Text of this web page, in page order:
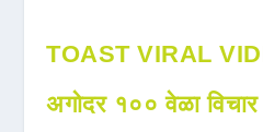
TOAST VIRAL
अगोदर १०० वेळा